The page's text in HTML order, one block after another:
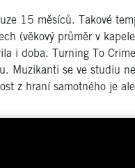
15 měsíců. Takové
(věkový průměr v
i doba. Turning To
Muzikanti se ve studiu
z hraní samotného je